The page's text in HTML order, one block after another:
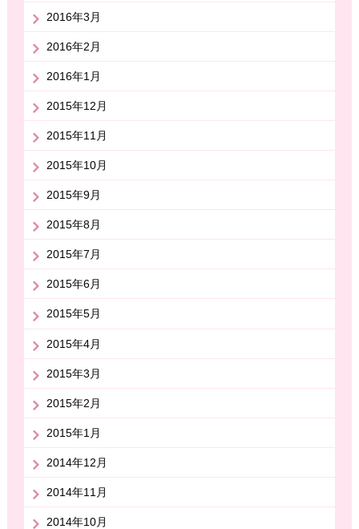
2016年3月
2016年2月
2016年1月
2015年12月
2015年11月
2015年10月
2015年9月
2015年8月
2015年7月
2015年6月
2015年5月
2015年4月
2015年3月
2015年2月
2015年1月
2014年12月
2014年11月
2014年10月